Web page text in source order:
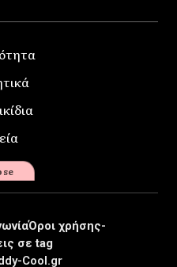
Cool.gr
Όροι χρήσης-
σε tag